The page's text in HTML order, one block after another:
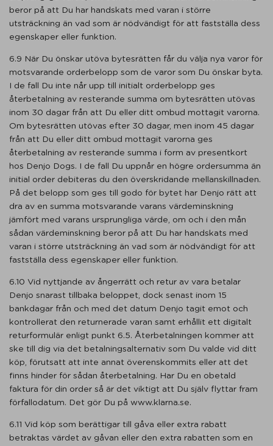
beror på att Du har handskats med varan i större
utsträckning än vad som är nödvändigt för att fastställa dess
egenskaper eller funktion.
6.9 När Du önskar utöva bytesrätten får du välja nya varor för
motsvarande orderbelopp som de varor som Du önskar byta.
I de fall Du inte når upp till initialt orderbelopp ges
återbetalning av resterande summa om bytesrätten utövas
inom 30 dagar från att Du eller ditt ombud mottagit varorna.
Om bytesrätten utövas efter 30 dagar, men inom 45 dagar
från att Du eller ditt ombud mottagit varorna ges
återbetalning av resterande summa i form av presentkort
hos Denjo Dogs. I de fall Du uppnår en högre ordersumma än
initial order debiteras du den överskridande mellanskillnaden.
På det belopp som ges till godo för bytet har Denjo rätt att
dra av en summa motsvarande varans värdeminskning
jämfört med varans ursprungliga värde, om och i den mån
sådan värdeminskning beror på att Du har handskats med
varan i större utsträckning än vad som är nödvändigt för att
fastställa dess egenskaper eller funktion.
6.10 Vid nyttjande av ångerrätt och retur av vara betalar
Denjo snarast tillbaka beloppet, dock senast inom 15
bankdagar från och med det datum Denjo tagit emot och
kontrollerat den returnerade varan samt erhållit ett digitalt
returformulär enligt punkt 6.5. Återbetalningen kommer att
ske till dig via det betalningsalternativ som Du valde vid ditt
köp, förutsatt att inte annat överenskommits eller att det
finns hinder för sådan återbetalning. Har Du en obetald
faktura för din order så är det viktigt att Du själv flyttar fram
förfallodatum. Det gör Du på www.klarna.se.
6.11 Vid köp som berättigar till gåva eller extra rabatt
betraktas värdet av gåvan eller den extra rabatten som en